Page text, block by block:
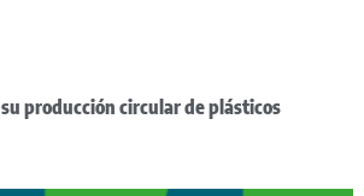
producción circular de plásticos